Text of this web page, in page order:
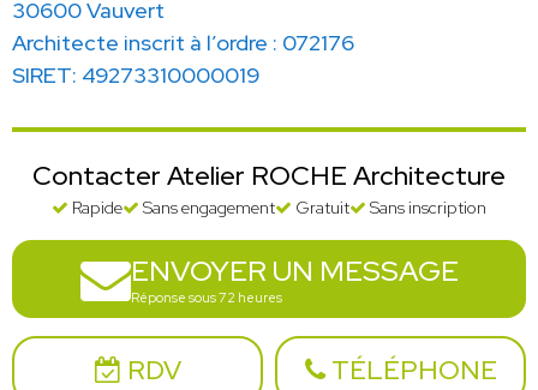
30600 Vauvert
Architecte inscrit à l’ordre : 072176
SIRET: 49273310000019
Contacter Atelier ROCHE Architecture
Rapide Sans engagement Gratuit Sans inscription
ENVOYER UN MESSAGE
Réponse sous 72 heures
RDV TÉLÉPHONE